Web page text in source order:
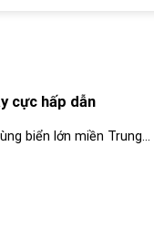
cực hấp dẫn
biển lớn miền Trung...